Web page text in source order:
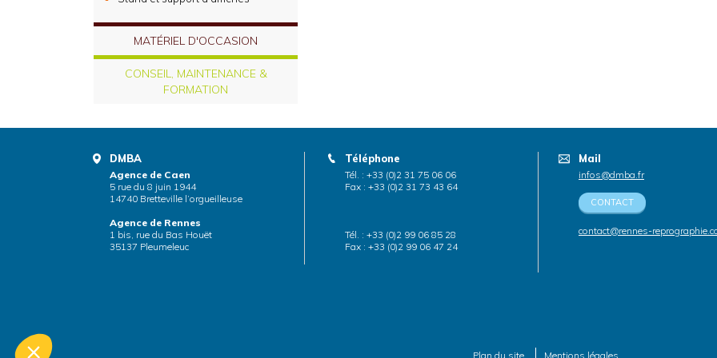
MATÉRIEL D'OCCASION
CONSEIL, MAINTENANCE &
FORMATION
DMBA
Agence de Caen
5 rue du 8 juin 1944
14740 Bretteville l’orgueilleuse
Agence de Rennes
1 bis, rue du Bas Houët
35137 Pleumeleuc
Téléphone
Tél. : +33 (0)2 31 75 06 06
Fax : +33 (0)2 31 73 43 64
Tél. : +33 (0)2 99 06 85 28
Fax : +33 (0)2 99 06 47 24
Mail
infos@dmba.fr
CONTACT
contact@rennes-
Plan du site Mentions légales